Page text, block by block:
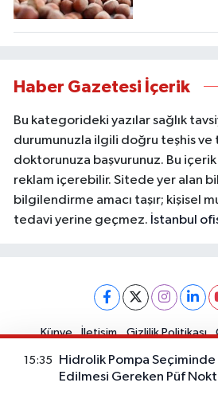
Haber Gazetesi İçerik
Bu kategorideki yazılar sağlık
durumunuzla ilgili doğru teşhis ve
doktorunuza başvurunuz. Bu
reklam içerebilir. Sitede yer alan
bilgilendirme amacı taşır; kişisel
tedavi yerine geçmez. İstanbul
Künye İletişim Gizlilik Politikası
15:35
Hidrolik Pompa Seçiminde
Edilmesi Gereken Püf